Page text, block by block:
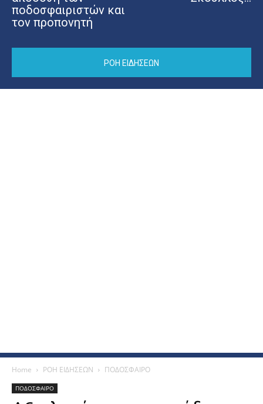
ποδοσφαιριστών και
τον προπονητή
ΡΟΗ ΕΙΔΗΣΕΩΝ